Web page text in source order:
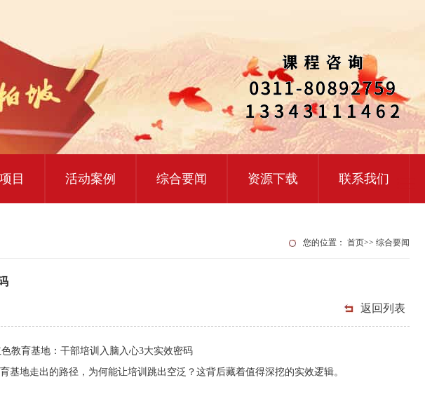
目
课实践研修
教育研学课程
活动案例 综合要闻 资源下载 联系我们
您的位置： 首页>> 综合要闻
返回列表
教育基地：干部培训入脑入心3大实效密码
基地走出的路径，为何能让培训跳出空泛？这背后藏着值得深挖的实效逻辑。